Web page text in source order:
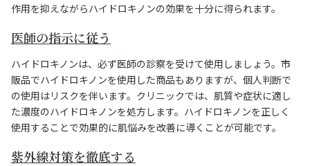
作用を抑えながらハイドロキノンの効果を十分に得られます。
医師の指示に従う
ハイドロキノンは、必ず医師の診察を受けて使用しましょう。市
販品でハイドロキノンを使用した商品もありますが、個人判断で
の使用はリスクを伴います。クリニックでは、肌質や症状に適し
た濃度のハイドロキノンを処方します。ハイドロキノンを正しく
使用することで効果的に肌悩みを改善に導くことが可能です。
紫外線対策を徹底する